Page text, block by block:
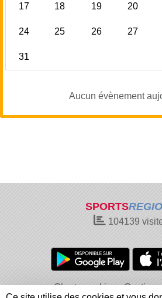
17 18 19 20
24 25 26 27
31
Aucun évènement
SPORTS
104139
Charte cookies
Gestion